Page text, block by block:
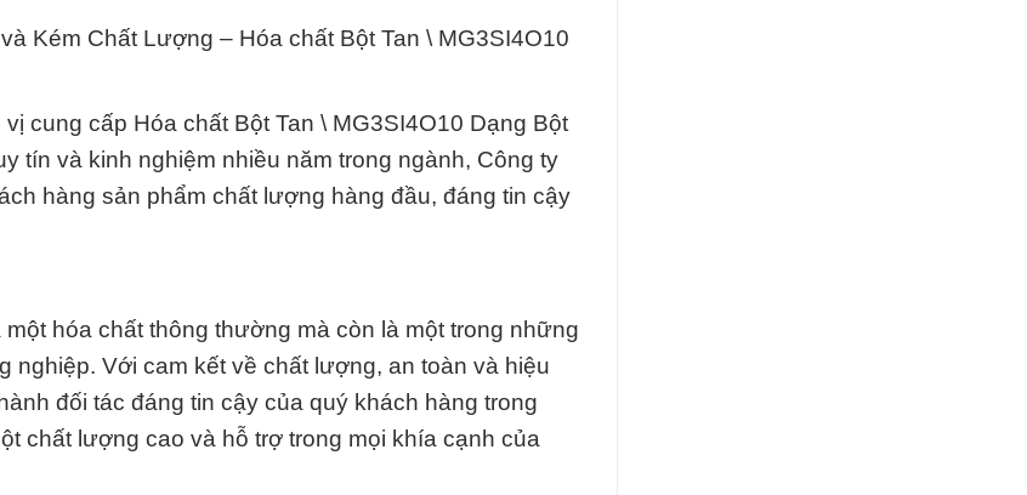
Kém Chất Lượng – Hóa chất Bột Tan \ MG3SI4O10
cung cấp Hóa chất Bột Tan \ MG3SI4O10 Dạng Bột
tín và kinh nghiệm nhiều năm trong ngành, Công ty
hàng sản phẩm chất lượng hàng đầu, đáng tin cậy
hóa chất thông thường mà còn là một trong những
nghiệp. Với cam kết về chất lượng, an toàn và hiệu
đối tác đáng tin cậy của quý khách hàng trong
chất lượng cao và hỗ trợ trong mọi khía cạnh của